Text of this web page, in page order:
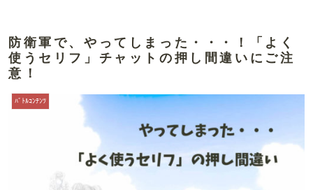
防衛軍で、やってしまった・・・！「よく
使うセリフ」チャットの押し間違いにご注
意！
ﾊﾞﾄﾙｺﾝﾃﾝﾂ